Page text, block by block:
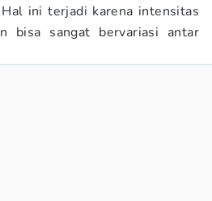
ini terjadi karena intensitas
bisa sangat bervariasi antar